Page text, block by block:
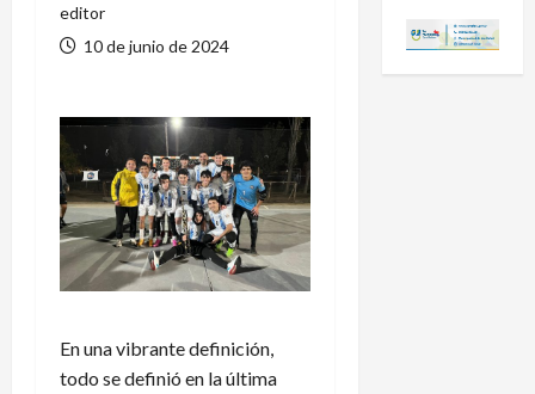
editor
10 de junio de 2024
En una vibrante definición,
todo se definió en la última